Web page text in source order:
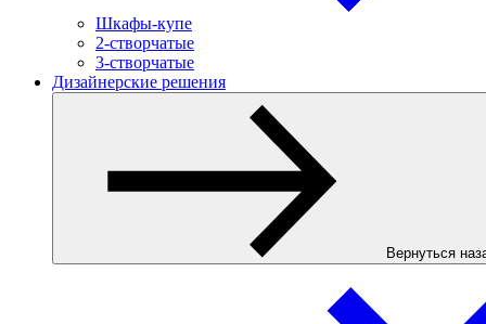
Шкафы-купе
2-створчатые
3-створчатые
Дизайнерские решения
Вернуться